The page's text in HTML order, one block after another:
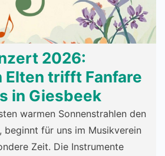
2026:
Elten trifft Fanfare
in Giesbeek
warmen Sonnenstrahlen den
beginnt für uns im Musikverein
Zeit. Die Instrumente